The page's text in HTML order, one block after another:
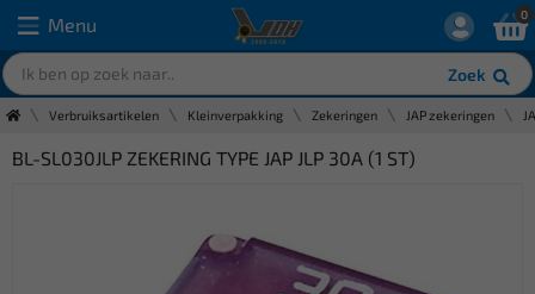
Menu
Zoek
0
Verbruiksartikelen Kleinverpakking Zekeringen JAP zekeringen
BL-SL030JLP ZEKERING TYPE JAP JLP 30A (1 ST)